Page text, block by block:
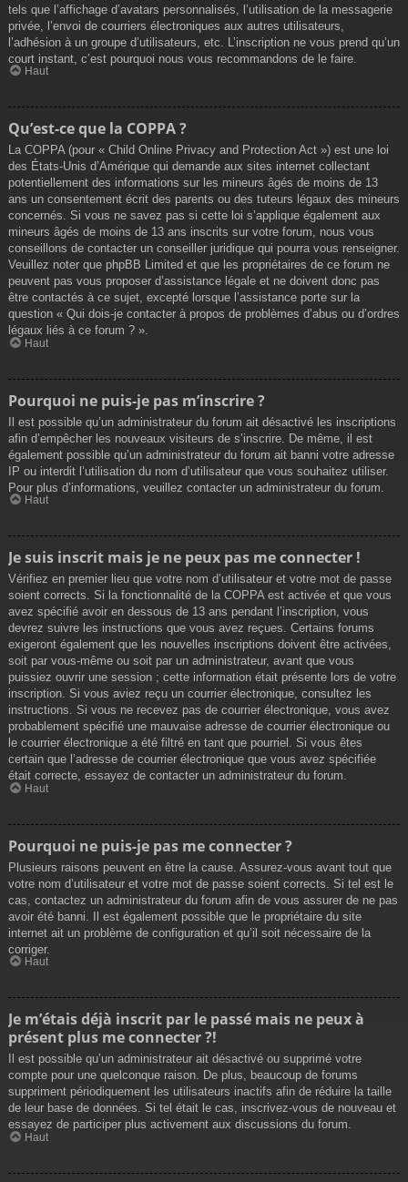
tels que l’affichage d’avatars personnalisés, l’utilisation de la messagerie
privée, l’envoi de courriers électroniques aux autres utilisateurs,
l’adhésion à un groupe d’utilisateurs, etc. L’inscription ne vous prend qu’un
court instant, c’est pourquoi nous vous recommandons de le faire.
Haut
Qu’est-ce que la COPPA ?
La COPPA (pour « Child Online Privacy and Protection Act ») est une loi
des États-Unis d’Amérique qui demande aux sites internet collectant
potentiellement des informations sur les mineurs âgés de moins de 13
ans un consentement écrit des parents ou des tuteurs légaux des mineurs
concernés. Si vous ne savez pas si cette loi s’applique également aux
mineurs âgés de moins de 13 ans inscrits sur votre forum, nous vous
conseillons de contacter un conseiller juridique qui pourra vous renseigner.
Veuillez noter que phpBB Limited et que les propriétaires de ce forum ne
peuvent pas vous proposer d’assistance légale et ne doivent donc pas
être contactés à ce sujet, excepté lorsque l’assistance porte sur la
question « Qui dois-je contacter à propos de problèmes d’abus ou d’ordres
légaux liés à ce forum ? ».
Haut
Pourquoi ne puis-je pas m’inscrire ?
Il est possible qu’un administrateur du forum ait désactivé les inscriptions
afin d’empêcher les nouveaux visiteurs de s’inscrire. De même, il est
également possible qu’un administrateur du forum ait banni votre adresse
IP ou interdit l’utilisation du nom d’utilisateur que vous souhaitez utiliser.
Pour plus d’informations, veuillez contacter un administrateur du forum.
Haut
Je suis inscrit mais je ne peux pas me connecter !
Vérifiez en premier lieu que votre nom d’utilisateur et votre mot de passe
soient corrects. Si la fonctionnalité de la COPPA est activée et que vous
avez spécifié avoir en dessous de 13 ans pendant l’inscription, vous
devrez suivre les instructions que vous avez reçues. Certains forums
exigeront également que les nouvelles inscriptions doivent être activées,
soit par vous-même ou soit par un administrateur, avant que vous
puissiez ouvrir une session ; cette information était présente lors de votre
inscription. Si vous aviez reçu un courrier électronique, consultez les
instructions. Si vous ne recevez pas de courrier électronique, vous avez
probablement spécifié une mauvaise adresse de courrier électronique ou
le courrier électronique a été filtré en tant que pourriel. Si vous êtes
certain que l’adresse de courrier électronique que vous avez spécifiée
était correcte, essayez de contacter un administrateur du forum.
Haut
Pourquoi ne puis-je pas me connecter ?
Plusieurs raisons peuvent en être la cause. Assurez-vous avant tout que
votre nom d’utilisateur et votre mot de passe soient corrects. Si tel est le
cas, contactez un administrateur du forum afin de vous assurer de ne pas
avoir été banni. Il est également possible que le propriétaire du site
internet ait un problème de configuration et qu’il soit nécessaire de la
corriger.
Haut
Je m’étais déjà inscrit par le passé mais ne peux à
présent plus me connecter ?!
Il est possible qu’un administrateur ait désactivé ou supprimé votre
compte pour une quelconque raison. De plus, beaucoup de forums
suppriment périodiquement les utilisateurs inactifs afin de réduire la taille
de leur base de données. Si tel était le cas, inscrivez-vous de nouveau et
essayez de participer plus activement aux discussions du forum.
Haut